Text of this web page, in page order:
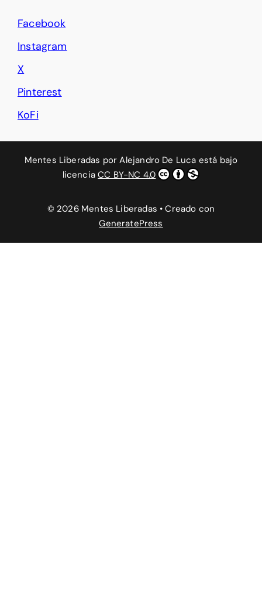
Facebook
Instagram
X
Pinterest
KoFi
Mentes Liberadas porAlejandro De Luca está bajo
licenciaCC BY-NC 4.0
© 2026 Mentes Liberadas • Creado con
GeneratePress